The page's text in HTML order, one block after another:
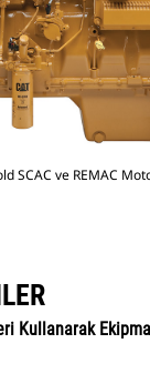
SCAC ve REMAC
Ekipman